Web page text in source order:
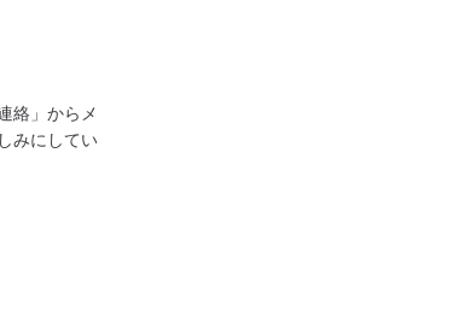
絡」からメ
みにしてい